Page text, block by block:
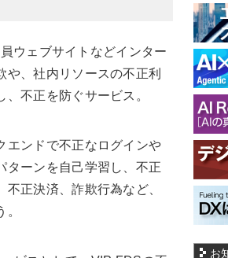
ウェブサイトなどインター
、社内リソースの不正利
不正を防ぐサービス。
エンドで不正なログインや
ターンを自己学習し、不正
正決済、詐欺行為など、
お